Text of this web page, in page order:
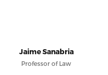
Jaime Sanabria
Professor of Law